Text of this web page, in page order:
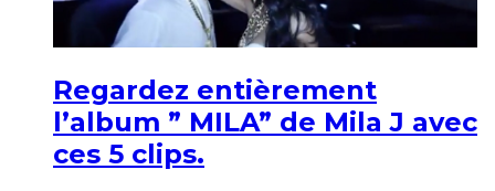
Regardez entièrement
l’album ” MILA” de Mila J avec
ces 5 clips.